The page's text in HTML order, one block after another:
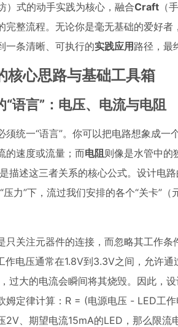
）式的动手实践为核心，融合Craft （
完整流程。无论你是毫无基础的爱好
一条清晰、可执行的实践应用 路径，最
核心思路与基础工具箱
“语言”：电压、电流与电阻
须统一“语言”。你可以把电路想象成一
的速度或流量；而电阻则像是水管中的
描述这三者关系的核心公式。设计电
压力”下，流过我们安排的各个“关卡”
只关注元器件的连接，而忽略其工作
作电压通常在1.8V到3.3V之间，允许
过大的电流会瞬间将其烧毁。因此，
姆定律计算：R = (电源电压 - LED工
2V、期望电流15mA的LED，那么限